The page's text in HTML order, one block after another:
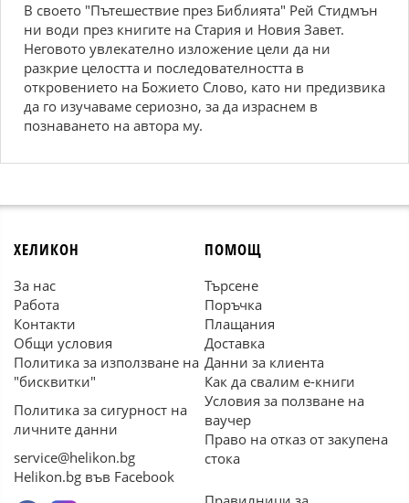
В своето "Пътешествие през Библията" Рей Стидмън
ни води през книгите на Стария и Новия Завет.
Неговото увлекателно изложение цели да ни
разкрие целостта и последователността в
откровението на Божието Слово, като ни предизвика
да го изучаваме сериозно, за да израснем в
познаването на автора му.
ХЕЛИКОН
За нас
Работа
Контакти
Общи условия
Политика за използване на
"бисквитки"
Политика за сигурност на
личните данни
service@helikon.bg
Helikon.bg във Facebook
ПОМОЩ
Търсене
Поръчка
Плащания
Доставка
Данни за клиента
Как да свалим е-книги
Условия за ползване на
ваучер
Право на отказ от закупена
стока